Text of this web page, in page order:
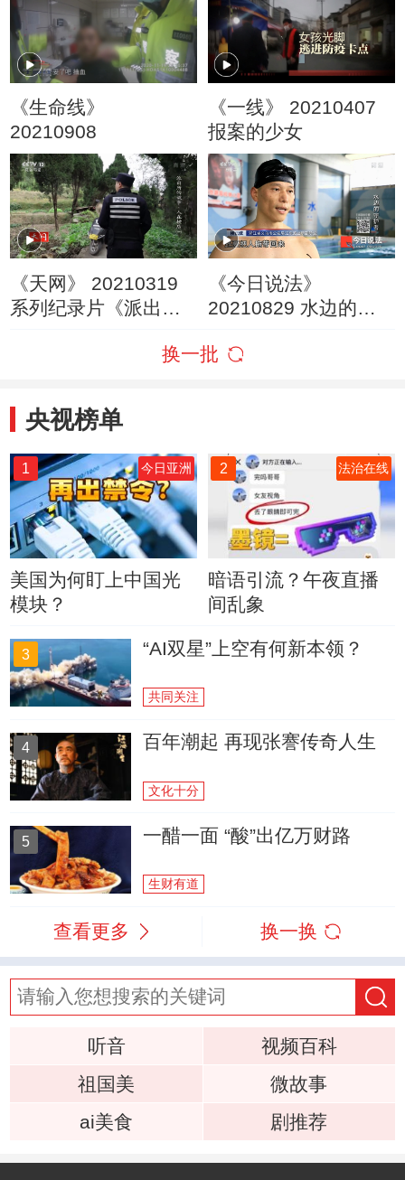
园
《生命线》
20210908
《一线》 20210407
报案的少女
《天网》 20210319
系列纪录片《派出所
《今日说法》
20210829 水边的守
换一批
央视榜单
1 今日亚洲
美国为何盯上中国光
模块？
2 法治在线
暗语引流？午夜直播
间乱象
3 “AI双星”上空有何新本领？
共同关注
4 百年潮起 再现张謇传奇人生
文化十分
5 一醋一面 “酸”出亿万财路
生财有道
查看更多 换一换
听音
视频百科
祖国美
微故事
ai美食
剧推荐